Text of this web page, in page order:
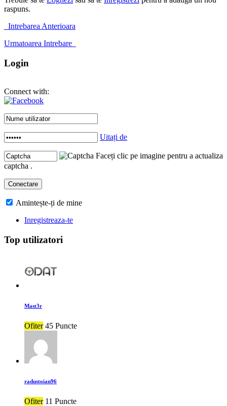
raspuns.
Intrebarea Anterioara
Urmatoarea Intrebare
Login
Connect with:
Uitați de
Faceți clic pe imagine pentru a actualiza
captcha .
Amintește-ți de mine
Inregistreaza-te
Top utilizatori
Mast3r
Ofiter 45 Puncte
radustoian96
Ofiter 11 Puncte